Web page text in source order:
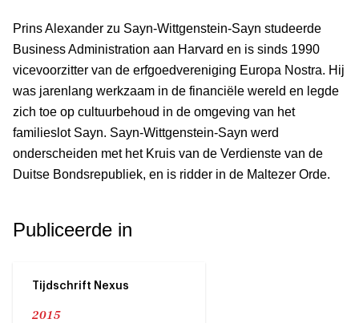
Prins Alexander zu Sayn-Wittgenstein-Sayn studeerde
Business Administration aan Harvard en is sinds 1990
vicevoorzitter van de erfgoedvereniging Europa Nostra. Hij
was jarenlang werkzaam in de financiële wereld en legde
zich toe op cultuurbehoud in de omgeving van het
familieslot Sayn. Sayn-Wittgenstein-Sayn werd
onderscheiden met het Kruis van de Verdienste van de
Duitse Bondsrepubliek, en is ridder in de Maltezer Orde.
Publiceerde in
Tijdschrift Nexus
2015